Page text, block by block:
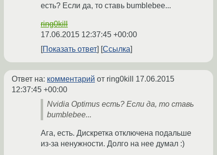
есть? Если да, то ставь bumblebee...
ring0kill
17.06.2015 12:37:45 +00:00
Показать ответ
Ссылка
Ответ на: комментарий от ring0kill 17.06.2015
12:37:45 +00:00
Nvidia Optimus есть? Если да, то ставь
bumblebee...
Ага, есть. Дискретка отключена подальше
из-за ненужности. Долго на нее думал :)